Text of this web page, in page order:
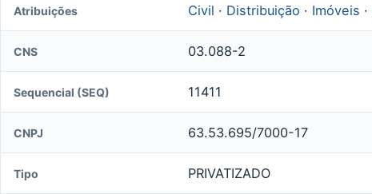
Atribuições Civil · Distribuição · Imóveis ·
CNS 03.088-2
Sequencial (SEQ) 11411
CNPJ 63.53.695/7000-17
Tipo PRIVATIZADO